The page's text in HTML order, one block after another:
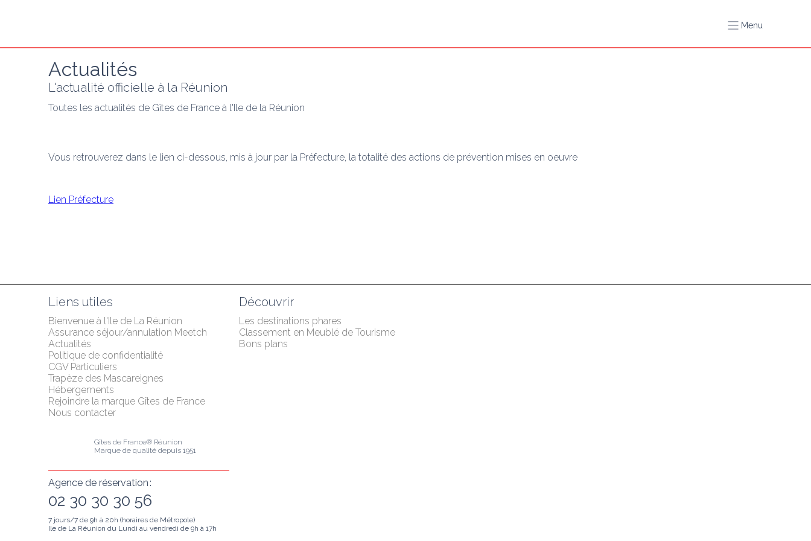
Menu
Actualités
L'actualité officielle à la Réunion
Toutes les actualités de Gîtes de France à l'Ile de la Réunion
Vous retrouverez dans le lien ci-dessous, mis à jour par la Préfecture, la totalité des actions de prévention mises en oeuvre
Lien Préfecture
Liens utiles
Bienvenue à l'Ile de La Réunion
Assurance séjour/annulation Meetch
Actualités
Politique de confidentialité
CGV Particuliers
Trapèze des Mascareignes
Hébergements
Rejoindre la marque Gîtes de France
Nous contacter
Découvrir
Les destinations phares
Classement en Meublé de Tourisme
Bons plans
Gîtes de France® Réunion
Marque de qualité depuis 1951
Agence de réservation :
02 30 30 30 56
7 jours/7 de 9h à 20h (horaires de Métropole)
Ile de La Réunion du Lundi au vendredi de 9h à 17h